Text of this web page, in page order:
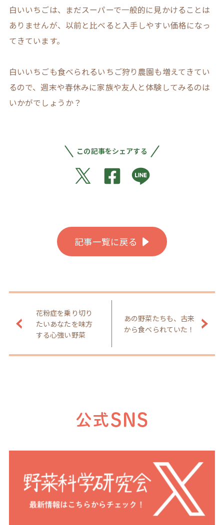
白いいちごは、まだスーパーで一般的に見かけることは
ありませんが、以前と比べると入手しやすい価格になっ
てきています。
白いいちごも食べられるいちご狩り農園も増えてきてい
るので、週末や春休みに家族や友人と体験してみるのは
いかがでしょうか？
この記事をシェアする
記事一覧に戻る
花粉症を乗り切り
たいあなたを味方
する心強い野菜
あの野菜たちも、古来
から食べられていた！